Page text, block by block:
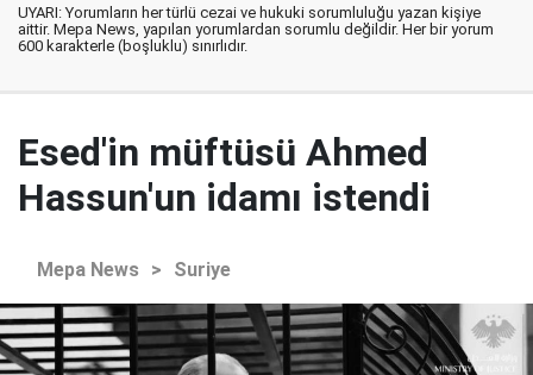
UYARI: Yorumların her türlü cezai ve hukuki sorumluluğu yazan kişiye
aittir. Mepa News, yapılan yorumlardan sorumlu değildir. Her bir yorum
600 karakterle (boşluklu) sınırlıdır.
Esed'in müftüsü Ahmed
Hassun'un idamı istendi
Mepa News > Suriye